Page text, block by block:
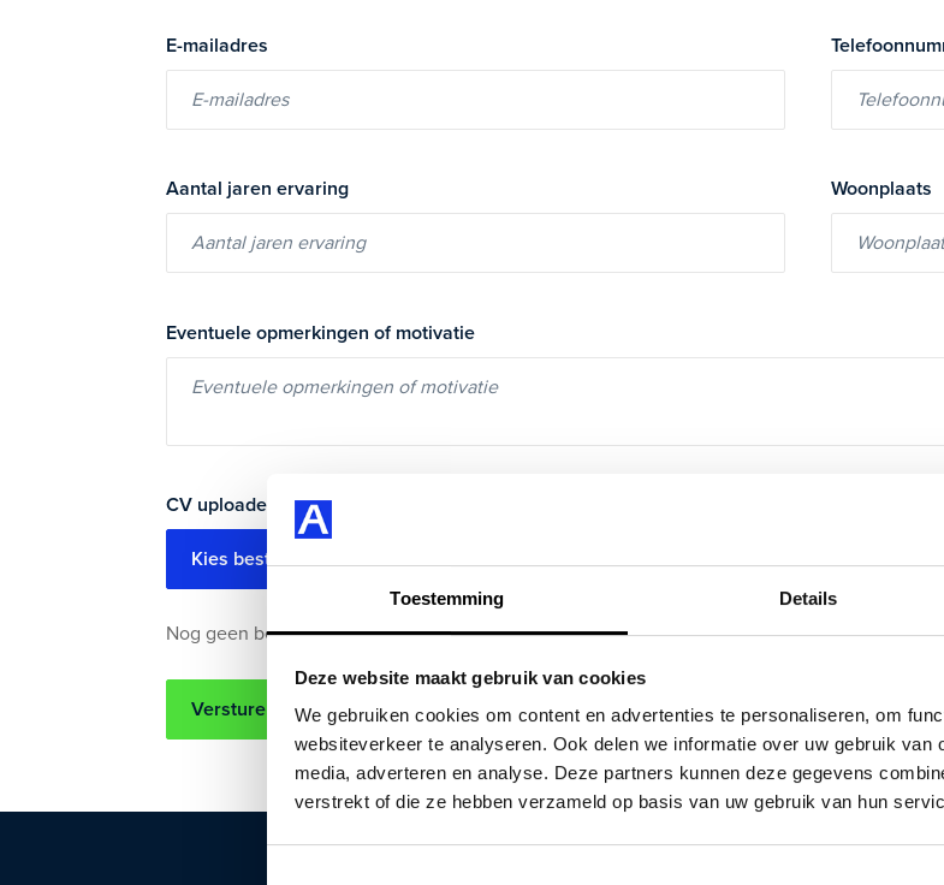
Toestemming Details
Deze website maakt gebruik van cookies
We gebruiken cookies om content en advertenties te personaliseren, om
websiteverkeer te analyseren. Ook delen we informatie over uw gebruik
media, adverteren en analyse. Deze partners kunnen deze gegevens
verstrekt of die ze hebben verzameld op basis van uw gebruik van hun
E-mailadres
Aantal jaren ervaring Woonplaats
Eventuele opmerkingen of motivatie
CV uploaden
Kies bestand(en)
Nog geen bestand geselecteerd
Versturen